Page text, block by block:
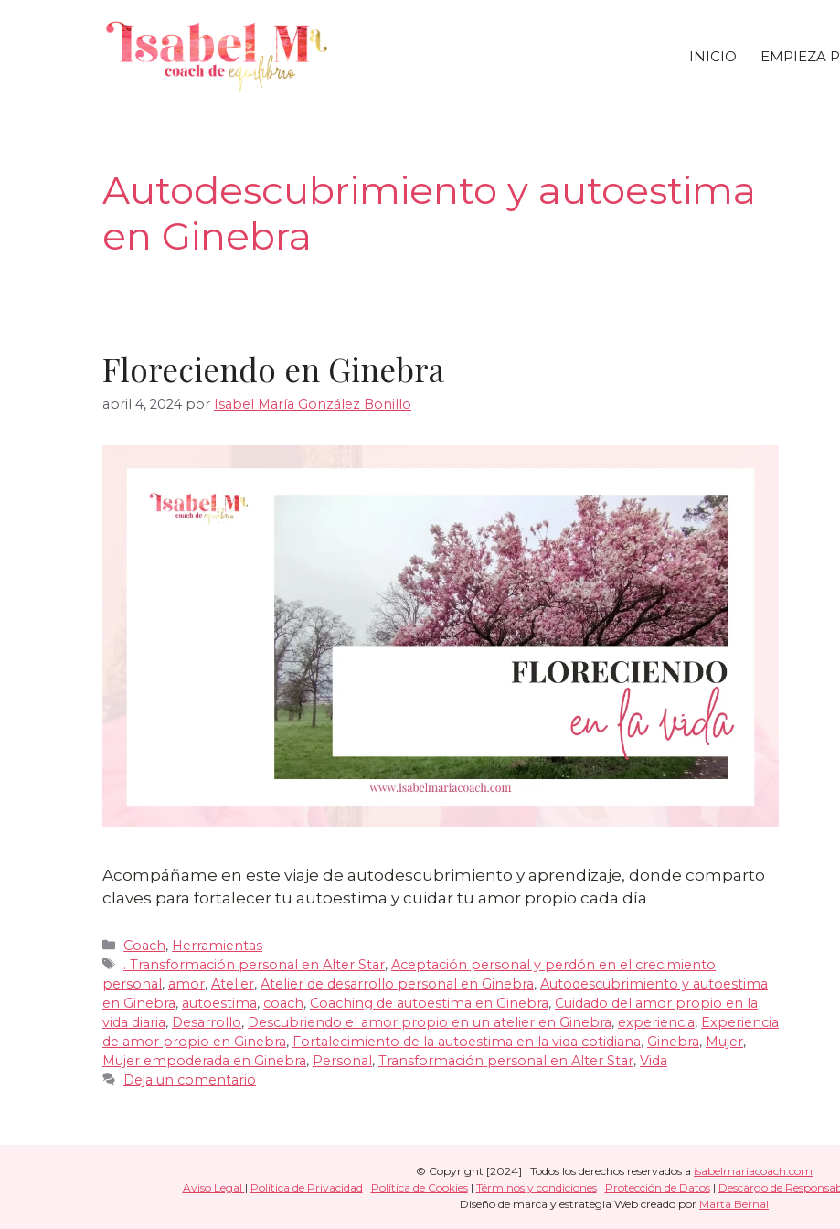
INICIO EMPIEZA
Autodescubrimiento y autoestima
en Ginebra
Floreciendo en Ginebra
abril 4, 2024 por Isabel María González Bonillo
Acompáñame en este viaje de autodescubrimiento y aprendizaje, donde comparto
claves para fortalecer tu autoestima y cuidar tu amor propio cada día
Categorías
Coach, Herramientas
Etiquetas
. Transformación personal en Alter Star,Aceptación personal y perdón en el crecimiento
personal, amor, Atelier, Atelier de desarrollo personal en Ginebra, Autodescubrimiento y autoestima
en Ginebra, autoestima, coach, Coaching de autoestima en Ginebra, Cuidado del amor propio en la
vida diaria, Desarrollo, Descubriendo el amor propio en un atelier en Ginebra, experiencia, Experiencia
de amor propio en Ginebra, Fortalecimiento de la autoestima en la vida cotidiana, Ginebra, Mujer,
Mujer empoderada en Ginebra, Personal, Transformación personal en Alter Star, Vida
Deja un comentario
© Copyright [2024] | Todos los derechos reservados a isabelmariacoach.com
Aviso Legal | Política de Privacidad | Política de Cookies| Términos y condiciones| Protección de Datos| Descargo de
Diseño de marca y estrategia Web creado por Marta Bernal